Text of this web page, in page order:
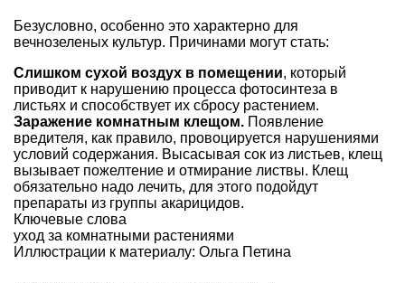
Безусловно, особенно это характерно для
вечнозеленых культур. Причинами могут стать:
Слишком сухой воздух в помещении, который
приводит к нарушению процесса фотосинтеза в
листьях и способствует их сбросу растением.
Заражение комнатным клещом. Появление
вредителя, как правило, провоцируется нарушениями
условий содержания. Высасывая сок из листьев, клещ
вызывает пожелтение и отмирание листвы. Клещ
обязательно надо лечить, для этого подойдут
препараты из группы акарицидов.
Ключевые слова
уход за комнатными растениями
Иллюстрации к материалу: Ольга Петина